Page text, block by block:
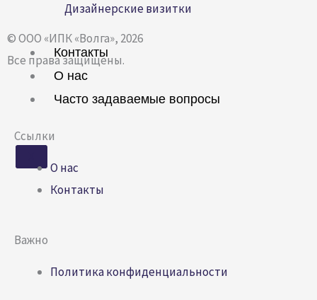
Дизайнерские визитки
Контакты
О нас
Часто задаваемые вопросы
© ООО «ИПК «Волга», 2026
Все права защищены.
Ссылки
О нас
Контакты
Важно
Политика конфиденциальности